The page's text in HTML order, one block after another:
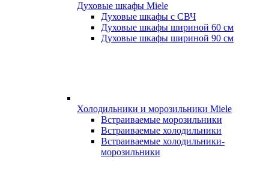
Духовые шкафы Miele
Духовые шкафы с СВЧ
Духовые шкафы шириной 60 см
Духовые шкафы шириной 90 см
Холодильники и морозильники Miele
Встраиваемые морозильники
Встраиваемые холодильники
Встраиваемые холодильники-
морозильники